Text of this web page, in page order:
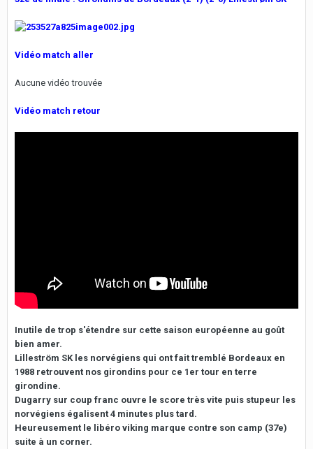
Vidéo match aller
Aucune vidéo trouvée
Vidéo match retour
Inutile de trop s'étendre sur cette saison européenne au goût
bien amer.
Lilleström SK les norvégiens qui ont fait tremblé Bordeaux en
1988 retrouvent nos girondins pour ce 1er tour en terre
girondine.
Dugarry sur coup franc ouvre le score très vite puis stupeur les
norvégiens égalisent 4 minutes plus tard.
Heureusement le libéro viking marque contre son camp (37e)
suite à un corner.